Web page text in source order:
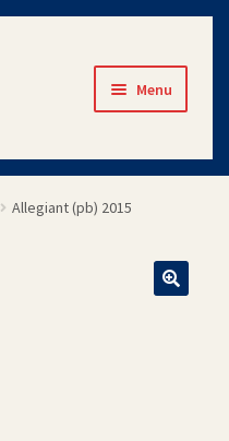
Menu
Allegiant (pb) 2015